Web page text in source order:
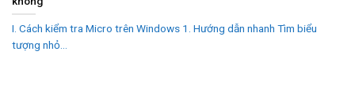
I. Cách kiểm tra Micro trên Windows 1. Hướng dẫn nhanh Tìm biểu
tượng nhỏ...